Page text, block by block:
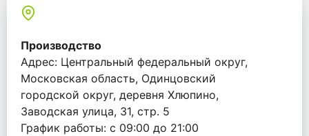
Производство
Адрес: Центральный федеральный округ,
Московская область, Одинцовский
городской округ, деревня Хлюпино,
Заводская улица, 31, стр. 5
График работы: с 09:00 до 21:00